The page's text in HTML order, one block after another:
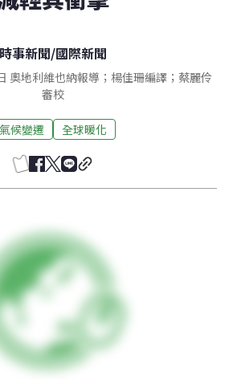
時事新聞/國際新聞
奧地利維也納報導；楊佳珊編譯；蔡麗伶
審校
氣候變遷 全球暖化